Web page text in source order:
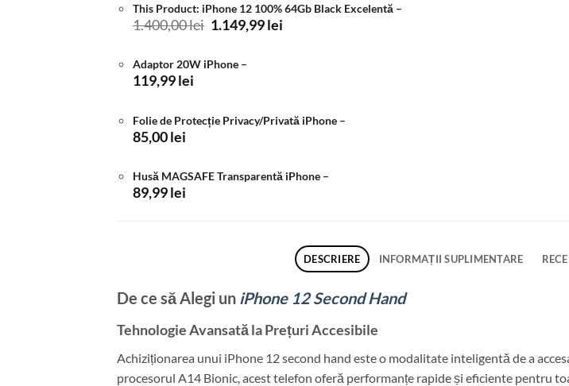
This Product: iPhone 12 100% 64Gb Black Excelentă –
1.400,00lei Prețul
fost:
1.149,99lei
Adaptor 20W iPhone –
119,99lei
Folie de Protecție Privacy/Privată iPhone –
85,00lei
Husă MAGSAFE Transparentă iPhone –
89,99lei
DESCRIERE INFORMAȚII SUPLIMENTARE
De ce să Alegi un iPhone 12 Second Hand
Tehnologie Avansată la Prețuri Accesibile
Achiziționarea unui iPhone 12 second hand este o modalitate inteligentă de a
procesorul A14 Bionic, acest telefon oferă performanțe rapide și eficiente pentru